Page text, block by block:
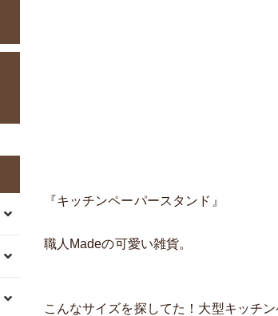
『キッチンペーパースタンド』
職人Madeの可愛い雑貨。
こんなサイズを探してた！大型キッチ